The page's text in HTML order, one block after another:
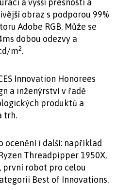
a vyšší přesností a
obraz s podporou 99%
Adobe RGB. Může se
dobou odezvy a
m2.
Innovation Honorees
a inženýrství v řadě
produktů a
trh.
ocenění i další: například
Threadpipper 1950X,
první robot pro celou
Best of Innovations.